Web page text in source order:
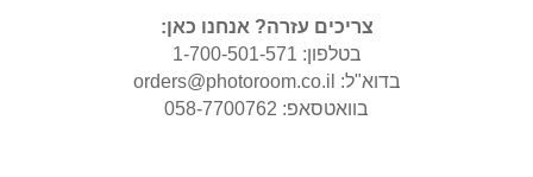
צריכים עזרה? אנחנו כאן:
בטלפון: 1-700-501-571
בדוא"ל: orders@photoroom.co.il
בוואטסאפ: 058-7700762